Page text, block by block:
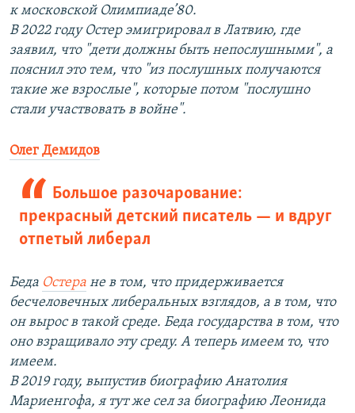
к московской Олимпиаде’80.
В 2022 году Остер эмигрировал в Латвию, где
заявил, что "дети должны быть непослушными", а
пояснил это тем, что "из послушных получаются
такие же взрослые", которые потом "послушно
стали участвовать в войне".
Олег Демидов
Большое разочарование:
прекрасный детский писатель — и вдруг
отпетый либерал
Беда Остера не в том, что придерживается
бесчеловечных либеральных взглядов, а в том, что
он вырос в такой среде. Беда государства в том, что
оно взращивало эту среду. А теперь имеем то, что
имеем.
В 2019 году, выпустив биографию Анатолия
Мариенгофа, я тут же сел за биографию Леонида